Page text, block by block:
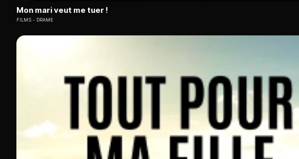
Mon mari veut me tuer !
FILMS DRAME